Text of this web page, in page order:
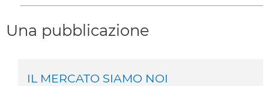
Una pubblicazione
IL MERCATO SIAMO NOI